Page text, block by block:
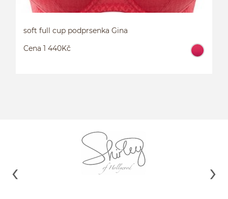
soft full cup podprsenka Gina
Cena 1 440Kč